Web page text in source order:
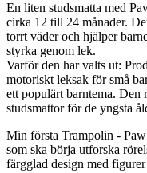
En liten studsmatta med
cirka 12 till 24 månader.
torrt väder och hjälper
styrka genom lek.
Varför den har valts ut:
motoriskt leksak för små
ett populärt barntema. Den
studsmattor för de yngsta
Min första Trampolin -
som ska börja utforska
färgglad design med